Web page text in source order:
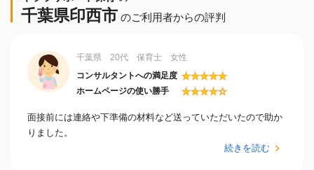
千葉県印西市 のご利用者からの評判
千葉県 20代 保育士 女性
コンサルタントへの満足度 ★★★★★
ホームページの使い勝手 ★★★★☆
面接前には連絡や下準備の材料など送っていただいたので助か
りました。
続きを読む